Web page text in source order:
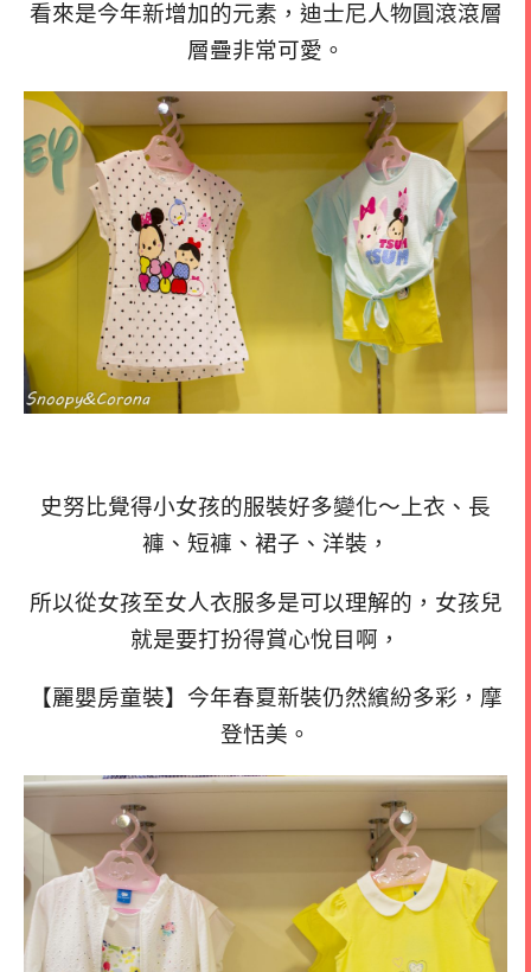
看來是今年新增加的元素，迪士尼人物圓滾滾層
層疊非常可愛。
史努比覺得小女孩的服裝好多變化～ 上衣、長
褲、短褲、裙子、洋裝，
所以從女孩至女人衣服多是可以理解的，女孩兒
就是要打扮得賞心悅目啊，
【麗嬰房童裝】今年春夏新裝仍然繽紛多彩，摩
登恬美。